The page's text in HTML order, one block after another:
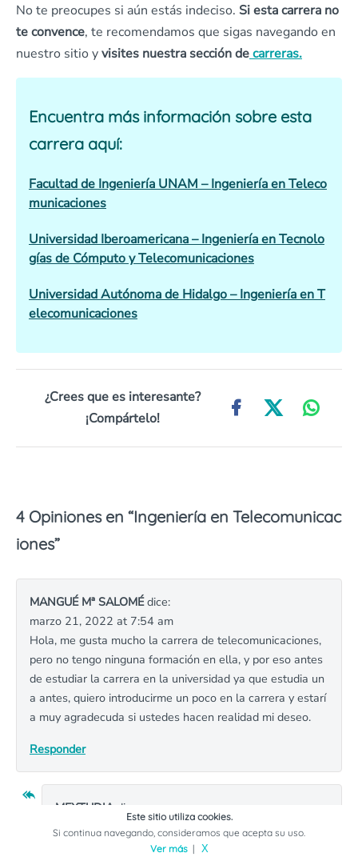
No te preocupes si aún estás indeciso. Si esta carrera no
te convence, te recomendamos que sigas navegando en
nuestro sitio yvisites nuestra sección decarreras.
Encuentra más información sobre esta
carrera aquí:
Facultad de Ingeniería UNAM – Ingeniería en Teleco
municaciones
Universidad Iberoamericana – Ingeniería en Tecnolo
gías de Cómputo y Telecomunicaciones
Universidad Autónoma de Hidalgo – Ingeniería en T
elecomunicaciones
¿Crees que es interesante?
¡Compártelo!
4 Opiniones en “Ingeniería en Telecomunicac
iones”
MANGUÉ Mª SALOMÉdice:
marzo 21, 2022 at 7:54 am
Hola, me gusta mucho la carrera de telecomunicaciones,
pero no tengo ninguna formación en ella, y por eso antes
de estudiar la carrera en la universidad ya que estudia un
a antes, quiero introducirme un poco en la carrera y estarí
a muy agradecuda si ustedes hacen realidad mi deseo.
Responder
MEXTUDIA dice:
mayo 15, 2022 at 2:17 pm
Este sitio utiliza cookies.
Si continua navegando, consideramos que acepta su uso.
Ver más| X